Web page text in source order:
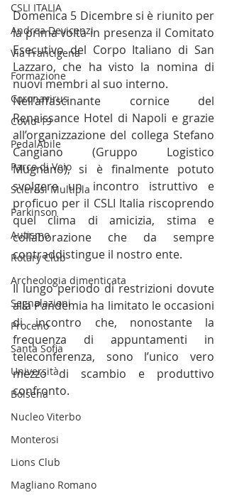
CSLI ITALIA
Andrea Devicenzi
Via Francigena
Formazione
Coronavirus
Covid-19
PedalAbile
Parco di Veio
Sclerosi Multipla
Parkinson
Autismo
Rotary Club
Archeologia dimenticata
Segnalazioni
Proceno
Santa Sofia
Università
Bolsena
Nucleo Viterbo
Monterosi
Lions Club
Magliano Romano
Domenica 5 Dicembre si è riunito per
la prima volta in presenza il Comitato
Esecutivo del Corpo Italiano di San
Lazzaro, che ha visto la nomina di
nuovi membri al suo interno.
Nell’affascinante cornice del
Renaissance Hotel di Napoli e grazie
all’organizzazione del collega Stefano
Cangiano (Gruppo Logistico
Mugnano), si è finalmente potuto
svolgere un incontro istruttivo e
proficuo per il CSLI Italia riscoprendo
quel clima di amicizia, stima e
collaborazione che da sempre
contraddistingue il nostro ente.
Il lungo periodo di restrizioni dovute
alla Pandemia ha limitato le occasioni
di incontro che, nonostante la
frequenza di appuntamenti in
teleconferenza, sono l’unico vero
mezzo di scambio e produttivo
confronto.